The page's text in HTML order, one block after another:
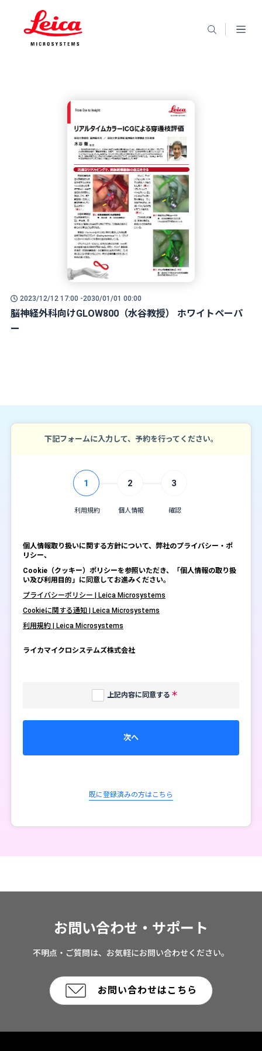
2023/12/12 17:00 -2030/01/01 00:00
脳神経外科向けGLOW800（水谷教授） ホワイトペーパ
ー
下記フォームに入力して、予約を行ってください。
1
利用規約
2
個人情報
3
確認
個人情報取り扱いに関する方針について、弊社のプライバシー・ポ
リシー、
Cookie（クッキー）ポリシーを参照いただき、「個人情報の取り扱
い及び利用目的」に同意してお進みください。
プライバシーポリシー | Leica Microsystems
Cookieに関する通知 | Leica Microsystems
利用規約 | Leica Microsystems
ライカマイクロシステムズ株式会社
上記内容に同意する
次へ
既に登録済みの方はこちら
お問い合わせ・サポート
不明点・ご質問は、お気軽にお問い合わせください。
お問い合わせはこちら